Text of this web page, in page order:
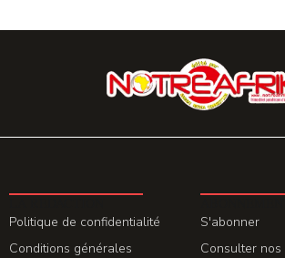
Politique de confidentialité
Conditions générales
S'abonner
Consulter nos